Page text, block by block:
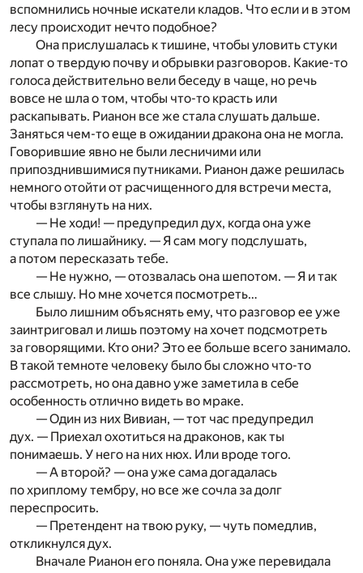
вспомнились ночные искатели кладов. Что если и в этом
лесу происходит нечто подобное?
Она прислушалась к тишине, чтобы уловить стуки
лопат о твердую почву и обрывки разговоров. Какие-то
голоса действительно вели беседу в чаще, но речь
вовсе не шла о том, чтобы что-то красть или
раскапывать. Рианон все же стала слушать дальше.
Заняться чем-то еще в ожидании дракона она не могла.
Говорившие явно не были лесничими или
припозднившимися путниками. Рианон даже решилась
немного отойти от расчищенного для встречи места,
чтобы взглянуть на них.
— Не ходи! — предупредил дух, когда она уже
ступала по лишайнику. — Я сам могу подслушать,
а потом пересказать тебе.
— Не нужно, — отозвалась она шепотом. — Я и так
все слышу. Но мне хочется посмотреть…
Было лишним объяснять ему, что разговор ее уже
заинтриговал и лишь поэтому на хочет подсмотреть
за говорящими. Кто они? Это ее больше всего занимало.
В такой темноте человеку было бы сложно что-то
рассмотреть, но она давно уже заметила в себе
особенность отлично видеть во мраке.
— Один из них Вивиан, — тот час предупредил
дух. — Приехал охотиться на драконов, как ты
понимаешь. У него на них нюх. Или вроде того.
— А второй? — она уже сама догадалась
по хриплому тембру, но все же сочла за долг
переспросить.
— Претендент на твою руку, — чуть помедлив,
откликнулся дух.
Вначале Рианон его поняла. Она уже перевидала